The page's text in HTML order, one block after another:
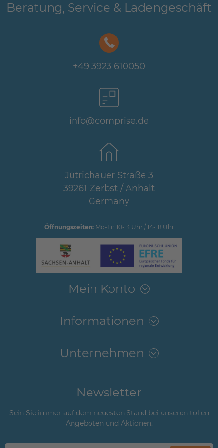
Beratung, Service & Ladengeschäft
+49 3923 610050
info@comprise.de
Jütrichauer Straße 3
39261 Zerbst / Anhalt
Germany
Öffnungszeiten:Mo-Fr: 10-13 Uhr / 14-18 Uhr
Mein Konto
Informationen
Unternehmen
Newsletter
Sein Sie immer auf dem neuesten Stand bei unseren tollen
Angeboten und Aktionen.